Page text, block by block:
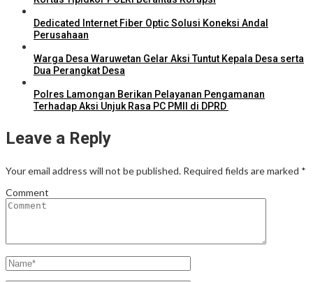
Dedicated Internet Fiber Optic Solusi Koneksi Andal
Perusahaan
Warga Desa Waruwetan Gelar Aksi Tuntut Kepala Desa serta
Dua Perangkat Desa
Polres Lamongan Berikan Pelayanan Pengamanan
Terhadap Aksi Unjuk Rasa PC PMII di DPRD
Leave a Reply
Your email address will not be published. Required fields are marked *
Comment